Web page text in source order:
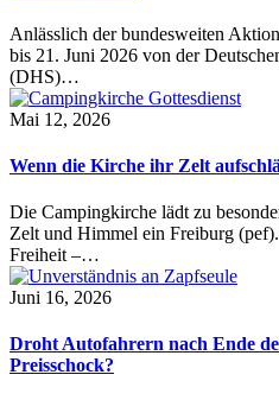
Anlässlich der bundesweiten
bis 21. Juni 2026 von der
(DHS)…
Mai 12, 2026
Wenn die Kirche ihr Zelt
Die Campingkirche lädt zu
Zelt und Himmel ein Freiburg
Freiheit –…
Juni 16, 2026
Droht Autofahrern nach Ende
Preisschock?